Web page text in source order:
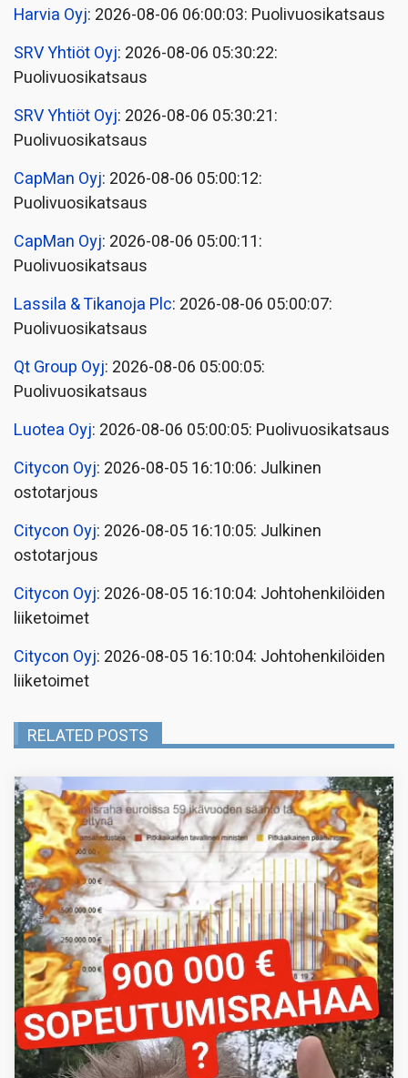
Harvia Oyj: 2026-08-06 06:00:03: Puolivuosikatsaus
SRV Yhtiöt Oyj: 2026-08-06 05:30:22:
Puolivuosikatsaus
SRV Yhtiöt Oyj: 2026-08-06 05:30:21:
Puolivuosikatsaus
CapMan Oyj: 2026-08-06 05:00:12:
Puolivuosikatsaus
CapMan Oyj: 2026-08-06 05:00:11:
Puolivuosikatsaus
Lassila & Tikanoja Plc: 2026-08-06 05:00:07:
Puolivuosikatsaus
Qt Group Oyj: 2026-08-06 05:00:05:
Puolivuosikatsaus
Luotea Oyj: 2026-08-06 05:00:05: Puolivuosikatsaus
Citycon Oyj: 2026-08-05 16:10:06: Julkinen
ostotarjous
Citycon Oyj: 2026-08-05 16:10:05: Julkinen
ostotarjous
Citycon Oyj: 2026-08-05 16:10:04: Johtohenkilöiden
liiketoimet
Citycon Oyj: 2026-08-05 16:10:04: Johtohenkilöiden
liiketoimet
RELATED POSTS